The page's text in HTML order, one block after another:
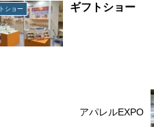
ショー ギフトショー
アパレルEXPO